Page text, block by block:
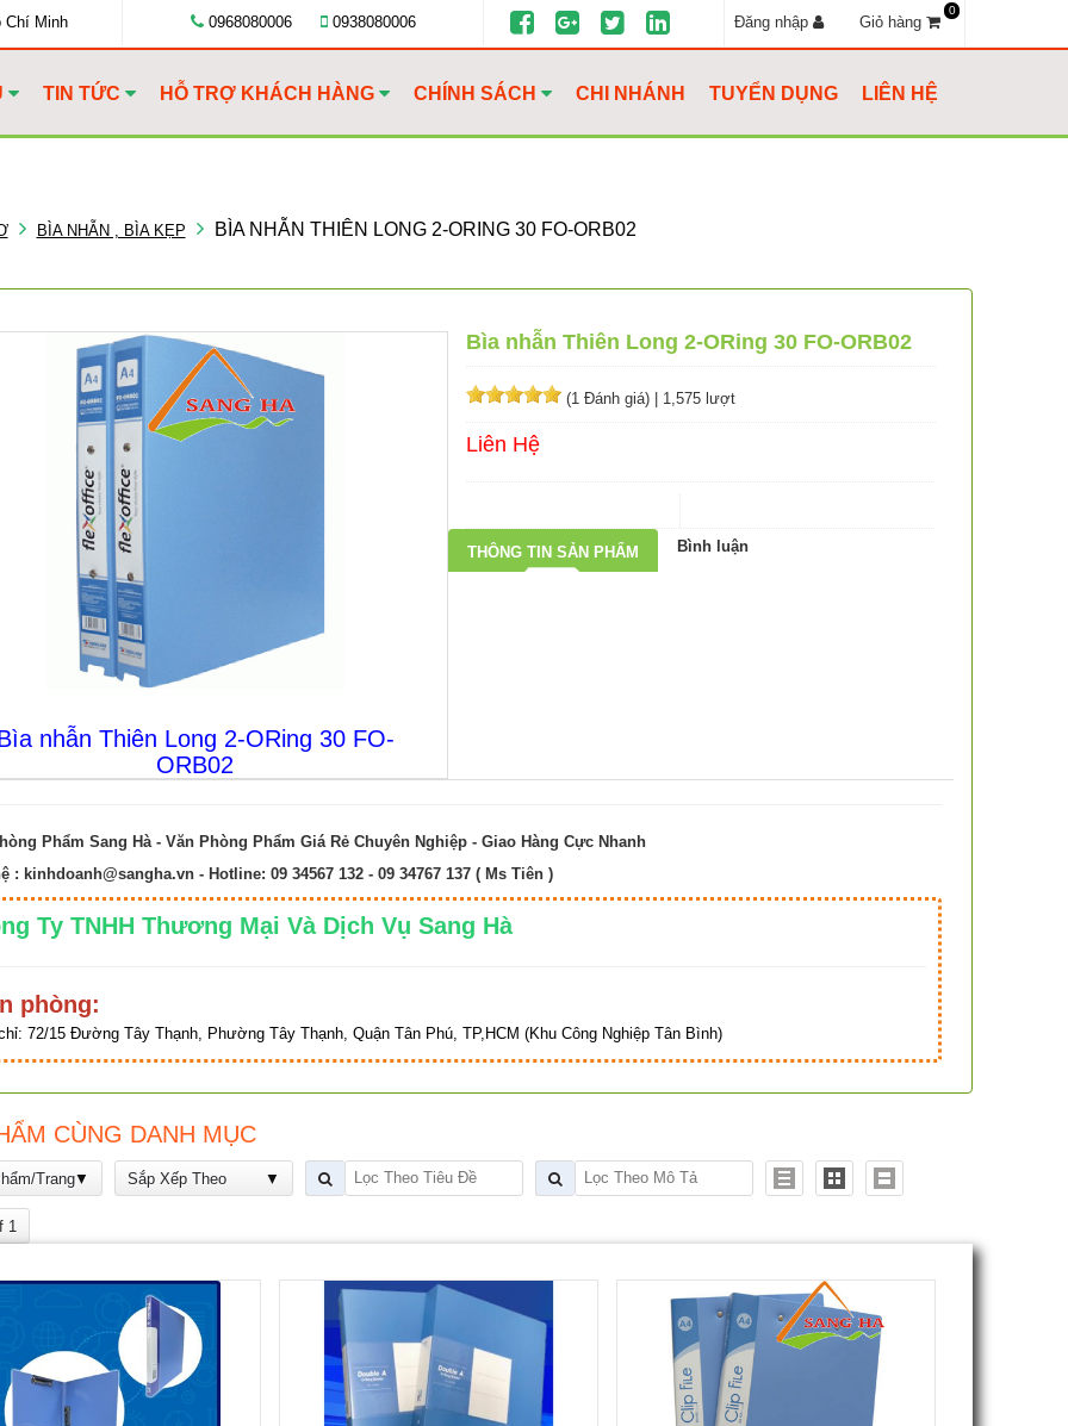
Chí Minh 0968080006 0938080006 Đăng nhập Giỏ hàng
0
TIN TỨC HỖ TRỢ KHÁCH HÀNG CHÍNH SÁCH CHI NHÁNH TUYỂN DỤNG LIÊN HỆ
BÌA NHẪN , BÌA KẸP BÌA NHẪN THIÊN LONG 2-ORING 30 FO-ORB02
nhẫn Thiên Long 2-ORing 30 FO-
ORB02
Bìa nhẫn Thiên Long 2-ORing 30 FO-ORB02
(1 Đánh giá) | 1,575 lượt
Liên Hệ
THÔNG TIN SẢN PHẨM Bình luận
Phẩm Sang Hà - Văn Phòng Phẩm Giá Rẻ Chuyên Nghiệp - Giao Hàng Cực Nhanh
: kinhdoanh@sangha.vn- Hotline: 09 34567 132 - 09 34767 137 ( Ms Tiên )
Ty TNHH Thương Mại Và Dịch Vụ Sang Hà
phòng:
72/15 Đường Tây Thạnh, Phường Tây Thạnh, Quận Tân Phú, TP,HCM (Khu Công Nghiệp Tân Bình)
CÙNG DANH MỤC
Trang Sắp Xếp Theo
1